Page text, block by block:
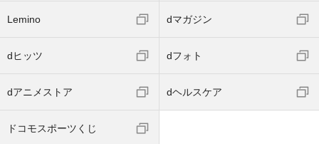
Lemino dマガジン
dヒッツ dフォト
dアニメストア dヘルスケア
ドコモスポーツくじ